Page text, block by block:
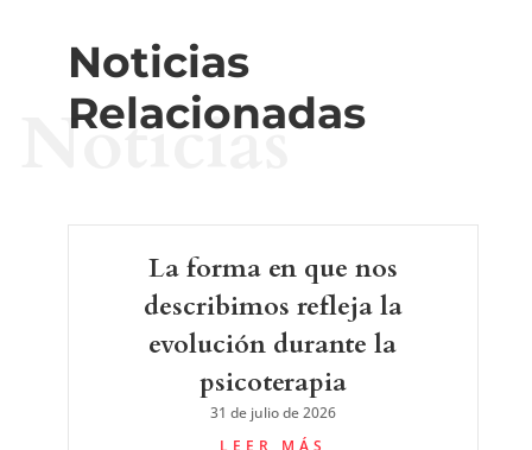
Noticias
Relacionadas
Noticias
La forma en que nos
describimos refleja la
evolución durante la
psicoterapia
31 de julio de 2026
LEER MÁS